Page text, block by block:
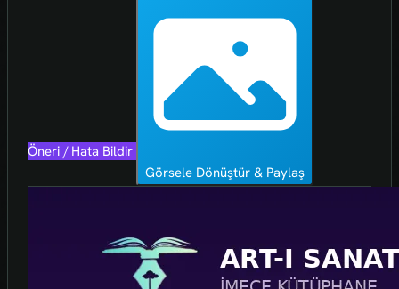
Öneri / Hata Bildir
Görsele Dönüştür & Paylaş